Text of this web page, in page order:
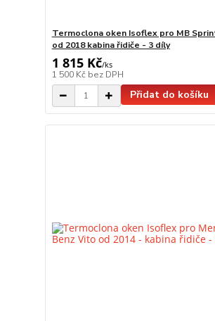
Termoclona oken Isoflex pro MB
od 2018 kabina řidiče - 3 díly
1 815 Kč/ks
1 500 Kč bez DPH
Přidat do košíku